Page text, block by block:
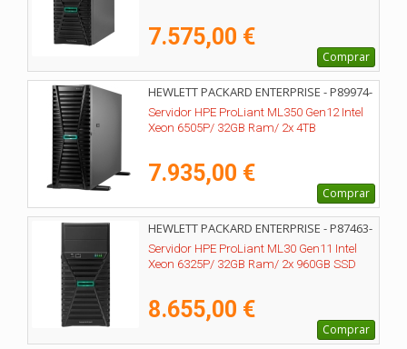
7.575,00 €
Comprar
HEWLETT PACKARD ENTERPRISE - P89974-
425
Servidor HPE ProLiant ML350 Gen12 Intel
Xeon 6505P/ 32GB Ram/ 2x 4TB
7.935,00 €
Comprar
HEWLETT PACKARD ENTERPRISE - P87463-
425
Servidor HPE ProLiant ML30 Gen11 Intel
Xeon 6325P/ 32GB Ram/ 2x 960GB SSD
8.655,00 €
Comprar